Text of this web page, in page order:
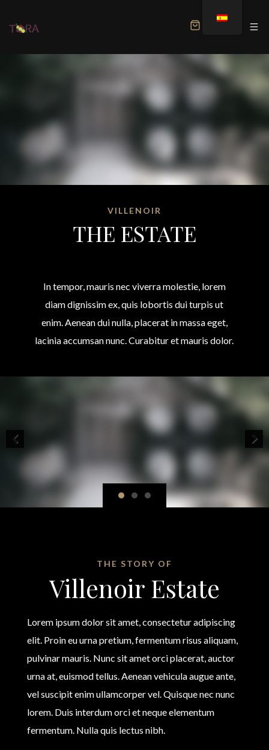
VILLENOIR
THE ESTATE
In tempor, mauris nec viverra molestie, lorem
diam dignissim ex, quis lobortis dui turpis ut
enim. Aenean dui nulla, placerat in massa eget,
lacinia accumsan nunc. Curabitur et mauris dolor.
THE STORY OF
Villenoir Estate
Lorem ipsum dolor sit amet, consectetur adipiscing
elit. Proin eu urna pretium, fermentum risus aliquam,
pulvinar mauris. Nunc sit amet orci placerat, auctor
urna at, euismod tellus. Aenean vehicula augue ante,
vel suscipit enim ullamcorper vel. Quisque nec nunc
lorem. Duis interdum orci et neque elementum
fermentum. Nulla quis lectus nibh.